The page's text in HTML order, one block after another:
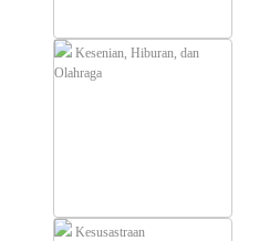
Kesenian, Hiburan, dan
Olahraga
Kesusastraan